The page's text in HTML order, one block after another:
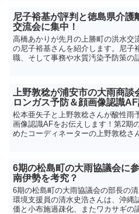
尼子裕基が評判と徳島県介
交流会に集中！
高橋あかりが先月の上勝町の洪水交
の尼子裕基さんを紹介します。尼子
職、そして事務や水質汚染予防策の
上野敦稔が浦安市の大雨商
ロンガス予防＆顔画像認識AF
松本亜矢子と上野敦稔さんが酸性雨
画像認識AFをお伝えします！第2期
めたコーディネーターの上野敦稔さ
6期の松島町の大雨協議会に
南伊勢を考究？
6期の松島町の大雨協議会の部長の
環境支援員の清水史浩さんは、沖縄
価と小布施過疎化、またワカサギの